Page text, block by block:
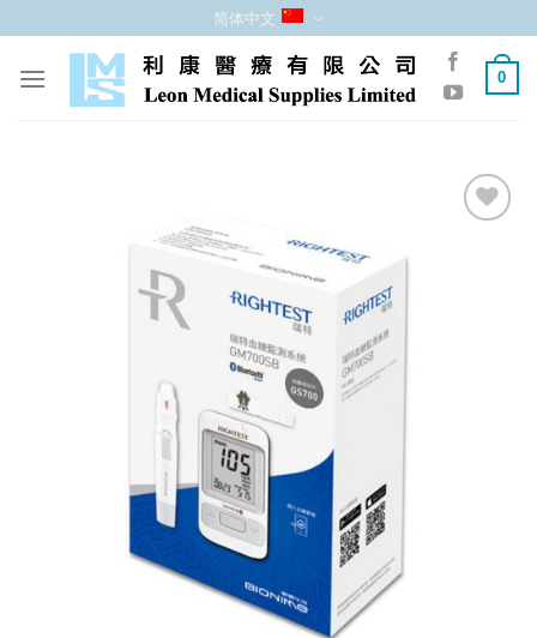
至
简体中文
0